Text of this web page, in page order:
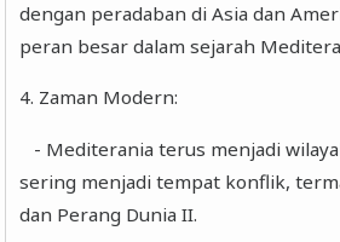
dengan peradaban di Asia dan
peran besar dalam sejarah
4. Zaman Modern:
- Mediterania terus menjadi
sering menjadi tempat konflik,
dan Perang Dunia II.